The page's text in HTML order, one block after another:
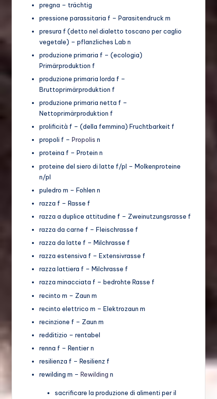
pregna – trächtig
pressione parassitaria f – Parasitendruck m
presura f (detto nel dialetto toscano per caglio
vegetale) – pflanzliches Lab n
produzione primaria f – (ecologia)
Primärproduktion f
produzione primaria lorda f –
Bruttoprimärproduktion f
produzione primaria netta f –
Nettoprimärproduktion f
prolificità f – (della femmina) Fruchtbarkeit f
propoli f – Propolis n
proteina f – Protein n
proteine del siero di latte f/pl – Molkenproteine
n/pl
puledro m – Fohlen n
razza f – Rasse f
razza a duplice attitudine f – Zweinutzungsrasse f
razza da carne f – Fleischrasse f
razza da latte f – Milchrasse f
razza estensiva f – Extensivrasse f
razza lattiera f – Milchrasse f
razza minacciata f – bedrohte Rasse f
recinto m – Zaun m
recinto elettrico m – Elektrozaun m
recinzione f – Zaun m
redditizio – rentabel
renna f – Rentier n
resilienza f – Resilienz f
rewilding m – Rewilding n
sacrificare la produzione di alimenti per il